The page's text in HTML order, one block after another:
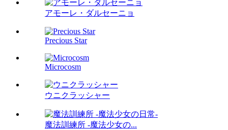
アモーレ・ダルセーニョ
Precious Star
Microcosm
ウニクラッシャー
魔法訓練所 -魔法少女の...